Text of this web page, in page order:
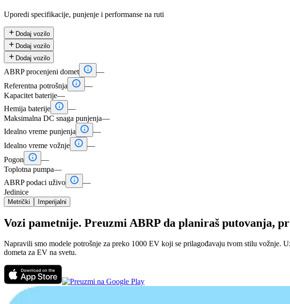
Uporedi specifikacije, punjenje i performanse na ruti
 Dodaj vozilo
 Dodaj vozilo
 Dodaj vozilo
ABRP procenjeni domet  —
Referentna potrošnja
 —
Kapacitet baterije—
Hemija baterije  —
Maksimalna DC snaga punjenja—
Idealno vreme punjenja
 —
Idealno vreme vožnje  —
Pogon
 —
Toplotna pumpa—
ABRP podaci uživo  —
Jedinice
Metrički Imperijalni
Vozi pametnije. Preuzmi ABRP da planiraš putovanja,
Napravili smo modele potrošnje za preko 1000 EV koji se prilagođavaju tvom stilu vožnje.
dometa za EV na svetu.